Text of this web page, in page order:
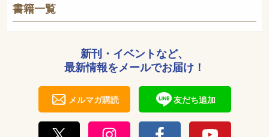
書籍一覧
新刊・イベントなど、
最新情報をメールでお届け！
メルマガ購読 友だち追加